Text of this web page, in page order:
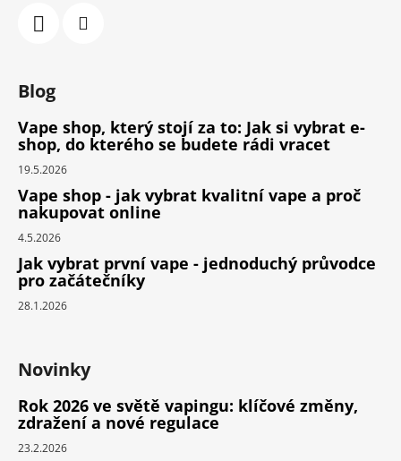
Blog
Vape shop, který stojí za to: Jak si vybrat e-
shop, do kterého se budete rádi vracet
19.5.2026
Vape shop - jak vybrat kvalitní vape a proč
nakupovat online
4.5.2026
Jak vybrat první vape - jednoduchý průvodce
pro začátečníky
28.1.2026
Novinky
Rok 2026 ve světě vapingu: klíčové změny,
zdražení a nové regulace
23.2.2026